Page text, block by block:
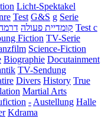
Licht-Spektakel
Test G&S g Serie
קומדיית פעולה Test c
Fiction TV-Serie
Science-Fiction
Biographie Docutainment
TV-Sendung
Divers History True
Martial Arts
- Austellung Halle
Kdrama